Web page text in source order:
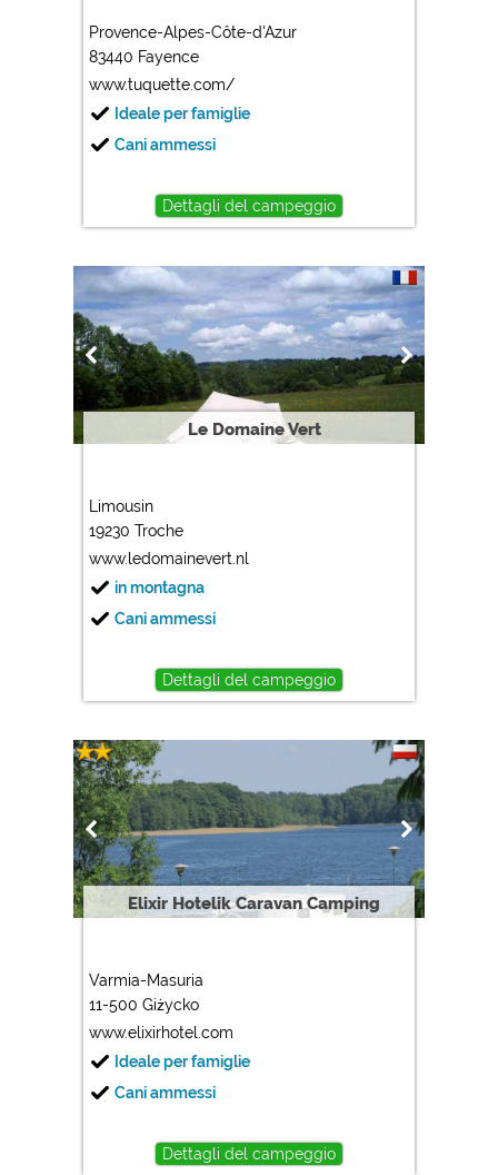
Provence-Alpes-Côte-d'Azur
83440 Fayence
www.tuquette.com/
Ideale per famiglie
Cani ammessi
Dettagli del campeggio
Le Domaine Vert
Limousin
19230 Troche
www.ledomainevert.nl
in montagna
Cani ammessi
Dettagli del campeggio
Elixir Hotelik Caravan Camping
Varmia-Masuria
11-500 Giżycko
www.elixirhotel.com
Ideale per famiglie
Cani ammessi
Dettagli del campeggio